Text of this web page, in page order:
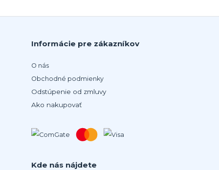
Informácie pre zákazníkov
O nás
Obchodné podmienky
Odstúpenie od zmluvy
Ako nakupovať
Kde nás nájdete